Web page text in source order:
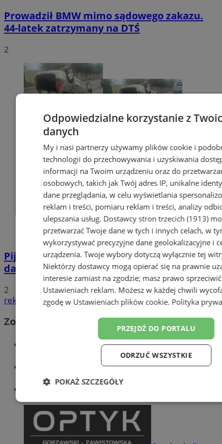
Prowadził BMW mimo sądowego zakazu.
44-latek zatrzymany na DTŚ
2
Pijana 32-latka z zakazem prowadzenia
dachowała na DK 88 w Zabrzu
2
reklama
Zobacz również
Wiadomości kryminalne w Zabrzu
Wiadomości lokalne
Wiadomości sportowe
Odpowiedzialne korzystanie z
danych
My i nasi partnerzy używamy plików cookie i
technologii do przechowywania i uzyskiwania
informacji na Twoim urządzeniu oraz do
osobowych, takich jak Twój adres IP, unikalne
dane przeglądania, w celu wyświetlania
reklam i treści, pomiaru reklam i treści, analizy
ulepszania usług. Dostawcy stron trzecich (1913)
przetwarzać Twoje dane w tych i innych celach, w
wykorzystywać precyzyjne dane geolokalizacyjne i
urządzenia. Twoje wybory dotyczą wyłącznie tej
Niektórzy dostawcy mogą opierać się na prawnie
interesie zamiast na zgodzie; masz prawo
Ustawieniach reklam. Możesz w każdej chwili
zgodę w Ustawieniach plików cookie. Polityka
PRZEJDŹ DO PORTALU
ODRZUĆ WSZYSTKIE
POKAŻ SZCZEGÓŁY
Niezbędne Wydajność Targetowanie
Niesklasyfikowane